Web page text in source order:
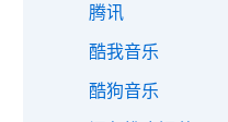
腾讯
酷我音乐
酷狗音乐